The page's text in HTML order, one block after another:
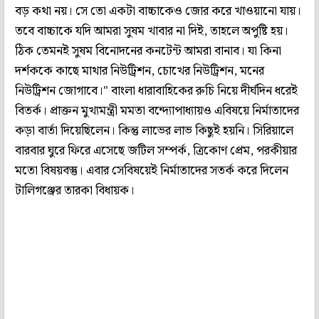
বড় কথা নয়। সে তো একটা বাচ্চাকেও জোর করে খাওয়ানো যায়।
তবে বাচ্চাকে যদি আমরা সুষম খাবার না দিই, তাহলে অপুষ্টি হয়।
ঠিক তেমনই সুষম বিনোদনের কনটেন্ট আমরা বানাব। যা কিনা
দর্শককে কাছে মাথার নিউট্রিশন, চোখের নিউট্রিশন, মনের
নিউট্রিশন জোগাবে।" বাংলা ধারাবাহিকের রুচি নিয়ে দীর্ঘদিন ধরেই
বিতর্ক। প্রাক্তন মুখ্যমন্ত্রী মমতা বন্দ্যোপাধ্যায়ও এবিষয়ে নির্মাতাদের
কড়া বার্তা দিয়েছিলেন। কিন্তু লাভের লাভ কিছুই হয়নি। সিরিয়ালে
বারবার ঘুরে ফিরে এসেছে জটিল সম্পর্ক, ত্রিকোণ প্রেম, পরকীয়ার
মতো বিষয়বস্তু। এবার সেবিষয়েই নির্মাতাদের সতর্ক করে দিলেন
টালিগঞ্জের তারকা বিধায়ক।